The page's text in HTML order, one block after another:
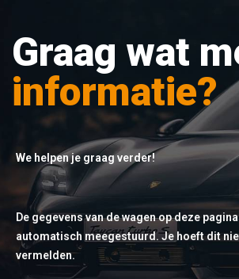
Graag wat
informatie?
We helpen je graag verder!
De gegevens van de wagen op deze
automatisch meegestuurd. Je hoeft dit
vermelden.